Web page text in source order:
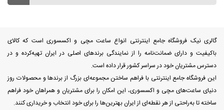
گالری نیک فروشگاه جامع اینترنتی انواع ساعت مچی و اکسسوری است که کالای
باکیفیت و دارای ضمانت‌نامه را از نمایندگی برندهای اصلی در ایران تهیه‌کرده و در
دسترس مشتریان خود در سراسر کشور قرار داده است.
این فروشگاه جامع اینترنتی با فراهم ساختن مجموعه‌ای بزرگ از برندها و محصولات روز
دنیای ساعت‌های مچی و اکسسوری، این امکان را برای مشتریان و همراهان خود فراهم
ساخته تا به‌راحتی از هر نقطه‌ای از ایران بهترین‌ها را برای خود انتخاب و خریداری کنند.